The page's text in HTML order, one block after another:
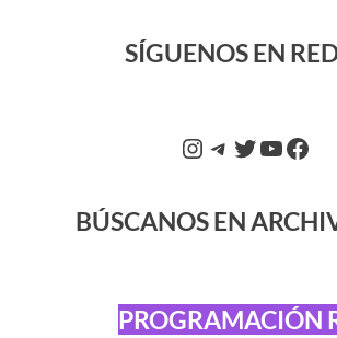
SÍGUENOS EN
BÚSCANOS EN
PROGRAMACIÓN